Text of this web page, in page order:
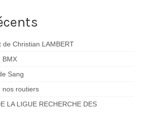
de Christian LAMBERT
BMX
Sang
nos routiers
LA LIGUE RECHERCHE DES